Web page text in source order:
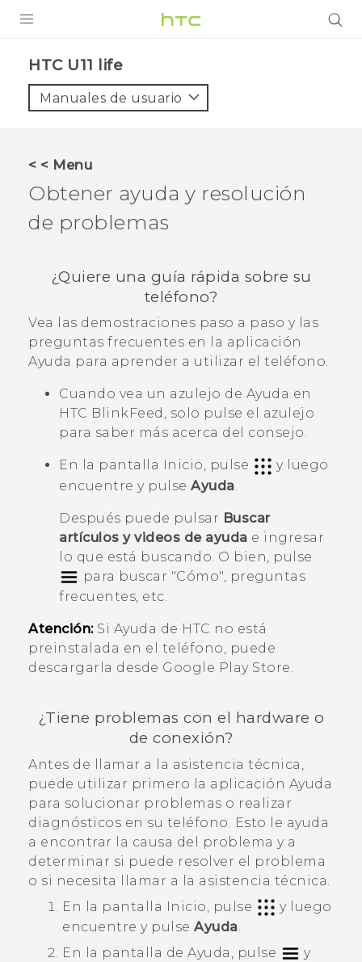
VIVE
VIVERSE
HTC Devices & Accessories
Video Tutorials
HTC U11 life‎
Manuales de usuario
< < Menu
Obtener ayuda y resolución
de problemas
¿Quiere una guía rápida sobre su
teléfono?
Vea las demostraciones paso a paso y las
preguntas frecuentes en la aplicación
Ayuda para aprender a utilizar el teléfono.
Cuando vea un azulejo de Ayuda en
HTC BlinkFeed , solo pulse el azulejo
para saber más acerca del consejo.
En la pantalla Inicio, pulse
y luego
encuentre y pulse Ayuda
Después puede pulsar Buscar
artículos y videos de ayuda e ingresar
lo que está buscando. O bien, pulse
para buscar "‍Cómo"‍, preguntas
frecuentes, etc.
Atención:Si Ayuda de HTC no está
preinstalada en el teléfono, puede
descargarla desde Google Play Store.
¿Tiene problemas con el hardware o
de conexión?
Antes de llamar a la asistencia técnica,
puede utilizar primero la aplicación Ayuda
para solucionar problemas o realizar
diagnósticos en su teléfono. Esto le ayuda
a encontrar la causa del problema y a
determinar si puede resolver el problema
o si necesita llamar a la asistencia técnica.
En la pantalla Inicio, pulse
y luego
encuentre y pulse Ayuda.
En la pantalla de Ayuda , pulse
y